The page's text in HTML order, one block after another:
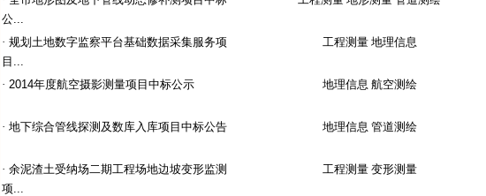
公...
· 规划土地数字监察平台基础数据采集服务项
目...
工程测量 地理信息
· 2014年度航空摄影测量项目中标公示 地理信息 航空测绘
· 地下综合管线探测及数库入库项目中标公告 地理信息 管道测绘
· 余泥渣土受纳场二期工程场地边坡变形监测
项...
工程测量 变形测量